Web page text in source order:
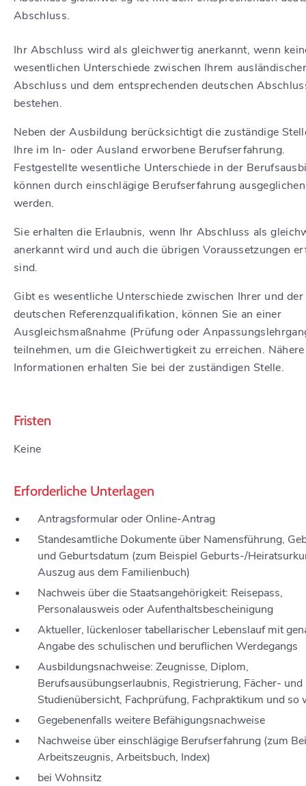
Abschluss.
Ihr Abschluss wird als gleichwertig anerkannt, wenn
wesentlichen Unterschiede zwischen Ihrem
Abschluss und dem entsprechenden deutschen
bestehen.
Neben der Ausbildung berücksichtigt die zuständige
Ihre im In- oder Ausland erworbene Berufserfahrung.
Festgestellte wesentliche Unterschiede in der
können durch einschlägige Berufserfahrung ausgeglichen
werden.
Sie erhalten die Erlaubnis, wenn Ihr Abschluss als
anerkannt wird und auch die übrigen Voraussetzungen
sind.
Gibt es wesentliche Unterschiede zwischen Ihrer und der
deutschen Referenzqualifikation, können Sie an einer
Ausgleichsmaßnahme (Prüfung oder
teilnehmen, um die Gleichwertigkeit zu erreichen. Nähere
Informationen erhalten Sie bei der zuständigen Stelle.
Fristen
Keine
Erforderliche Unterlagen
Antragsformular oder Online-Antrag
Standesamtliche Dokumente über Namensführung,
und Geburtsdatum (zum Beispiel Geburts-/
Auszug aus dem Familienbuch)
Nachweis über die Staatsangehörigkeit: Reisepass,
Personalausweis oder Aufenthaltsbescheinigung
Aktueller, lückenloser tabellarischer Lebenslauf mit
Angabe des schulischen und beruflichen Werdegangs
Ausbildungsnachweise: Zeugnisse, Diplom,
Berufsausübungserlaubnis, Registrierung, Fächer- und
Studienübersicht, Fachprüfung, Fachpraktikum und so
Gegebenenfalls weitere Befähigungsnachweise
Nachweise über einschlägige Berufserfahrung (zum
Arbeitszeugnis, Arbeitsbuch, Index)
bei Wohnsitz